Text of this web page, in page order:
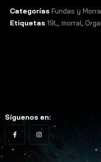
Categorías Fundas y
Etiquetas 19L, morral,
Síguenos en: